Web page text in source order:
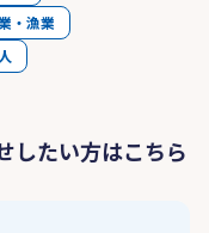
・漁業
したい方はこちら